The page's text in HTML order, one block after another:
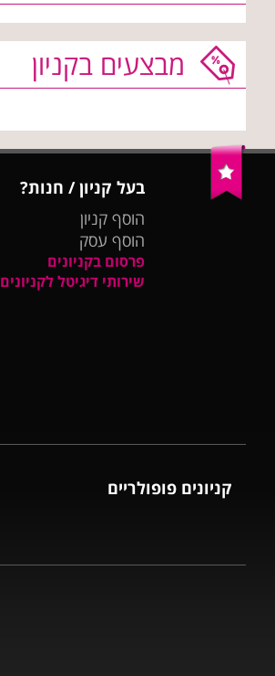
מבצעים בקניון
בעל קניון / חנות?
הוסף קניון
הוסף עסק
פרסום בקניונים
שירותי דיגיטל לקניונים
קניונים פופולריים